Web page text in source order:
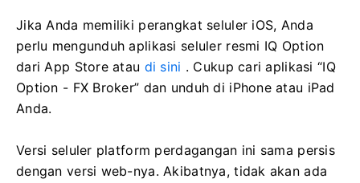
Jika Anda memiliki perangkat seluler iOS, Anda
perlu mengunduh aplikasi seluler resmi IQ Option
dari App Store atau di sini . Cukup cari aplikasi “IQ
Option - FX Broker” dan unduh di iPhone atau iPad
Anda.
Versi seluler platform perdagangan ini sama persis
dengan versi web-nya. Akibatnya, tidak akan ada